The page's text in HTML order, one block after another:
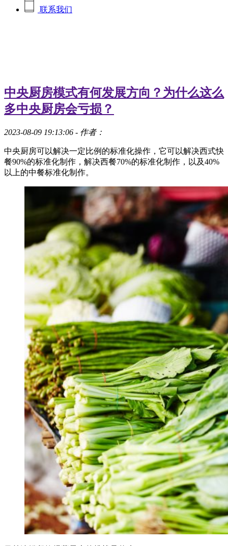
联系我们
中央厨房模式有何发展方向？为什么这么
多中央厨房会亏损？
2023-08-09 19:13:06 - 作者：
中央厨房可以解决一定比例的标准化操作，它可以解决西式快
餐90%的标准化制作，解决西餐70%的标准化制作，以及40%
以上的中餐标准化制作。